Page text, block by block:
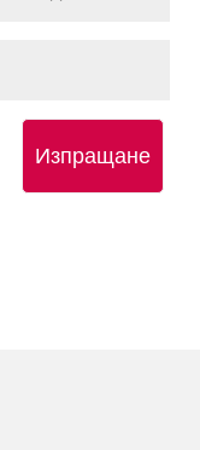
Изпращане